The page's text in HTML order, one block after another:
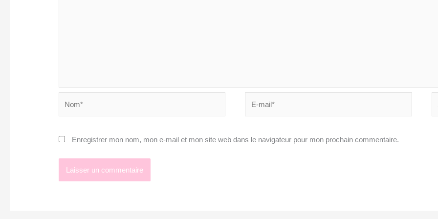
mail*
Enregistrer mon nom, mon e-mail et mon site web dans le navigateur pour mon prochain commentaire.